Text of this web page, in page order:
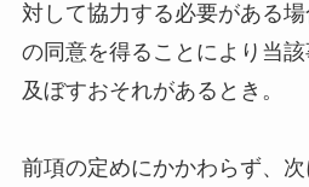
対して協力する必要がある
の同意を得ることにより当
及ぼすおそれがあるとき。
前項の定めにかかわらず、